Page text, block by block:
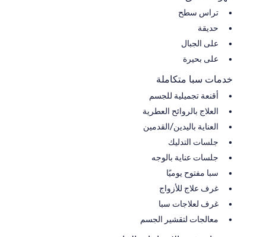
تراس سطح
حديقة
على الجبال
على بحيرة
خدمات سبا متكاملة
أقنعة تجميلية للجسم
العلاج بالروائح العطرية
العناية باليدين/القدمين
جلسات التدليك
جلسات عناية بالوجه
سبا مفتوح يوميًا
غرف علاج للأزواج
غرف لعلاجات سبا
معالجات لتقشير الجسم